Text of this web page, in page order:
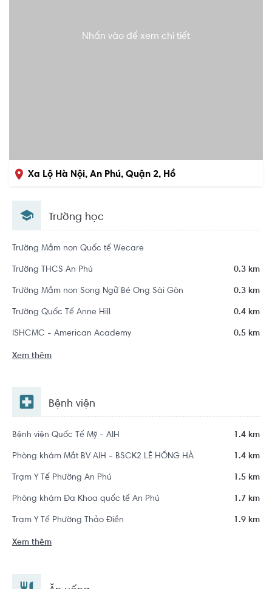
Nhấn vào để xem chi tiết
Xa Lộ Hà Nội, An Phú, Quận 2, Hồ
Trường học
Trường Mầm non Quốc tế Wecare
Trường THCS An Phú 0.3 km
Trường Mầm non Song Ngữ Bé Ong Sài Gòn 0.3 km
Trường Quốc Tế Anne Hill 0.4 km
ISHCMC - American Academy 0.5 km
Xem thêm
Bệnh viện
Bệnh viện Quốc Tế Mỹ - AIH 1.4 km
Phòng khám Mắt BV AIH - BSCK2 LÊ HỒNG HÀ 1.4 km
Trạm Y Tế Phường An Phú 1.5 km
Phòng khám Đa Khoa quốc tế An Phú 1.7 km
Trạm Y Tế Phường Thảo Điền 1.9 km
Xem thêm